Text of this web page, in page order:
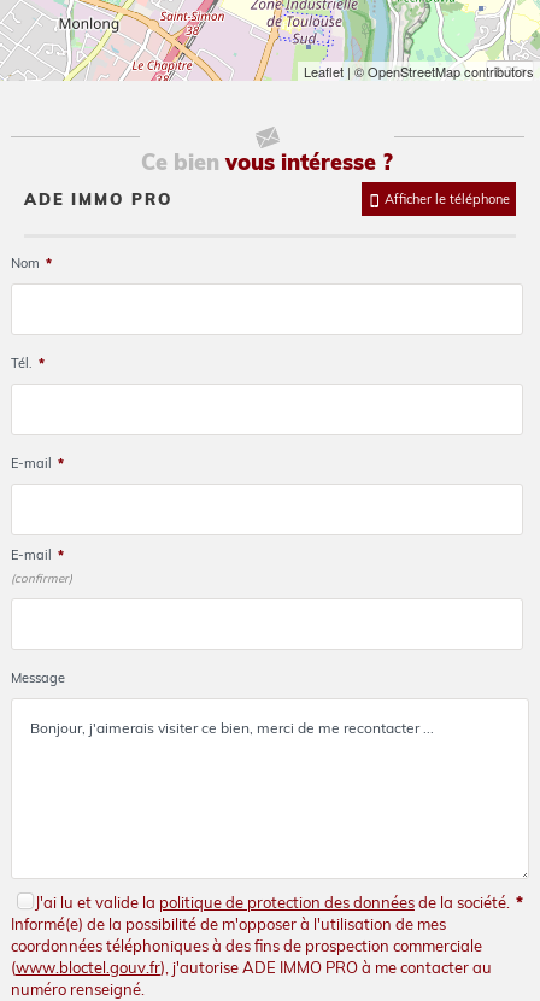
Leaflet | © OpenStreetMap contributors
Ce bienvous intéresse ?
ADE IMMO PRO Afficher le téléphone
Nom *
Tél. *
E-mail *
E-mail *
(confirmer)
Message
J'ai lu et valide la politique de protection des donnéesde la société. *
Informé(e) de la possibilité de m'opposer à l'utilisation de mes
coordonnées téléphoniques à des fins de prospection commerciale
(www.bloctel.gouv.fr), j'autorise ADE IMMO PRO à me contacter au
numéro renseigné.